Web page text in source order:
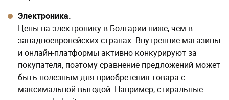
максимальной выгодой. Например, стиральные
машины Indesit в местных магазинах электроники
«Технополис» и «Зора» продаются с разницей в 60
EUR.